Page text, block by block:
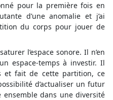
pour la première fois en
d’une anomalie et j’ai
du corps pour jouer de
l’espace sonore. Il n’en
espace-temps à investir. Il
et fait de cette partition, ce
d’actualiser un futur
ensemble dans une diversité